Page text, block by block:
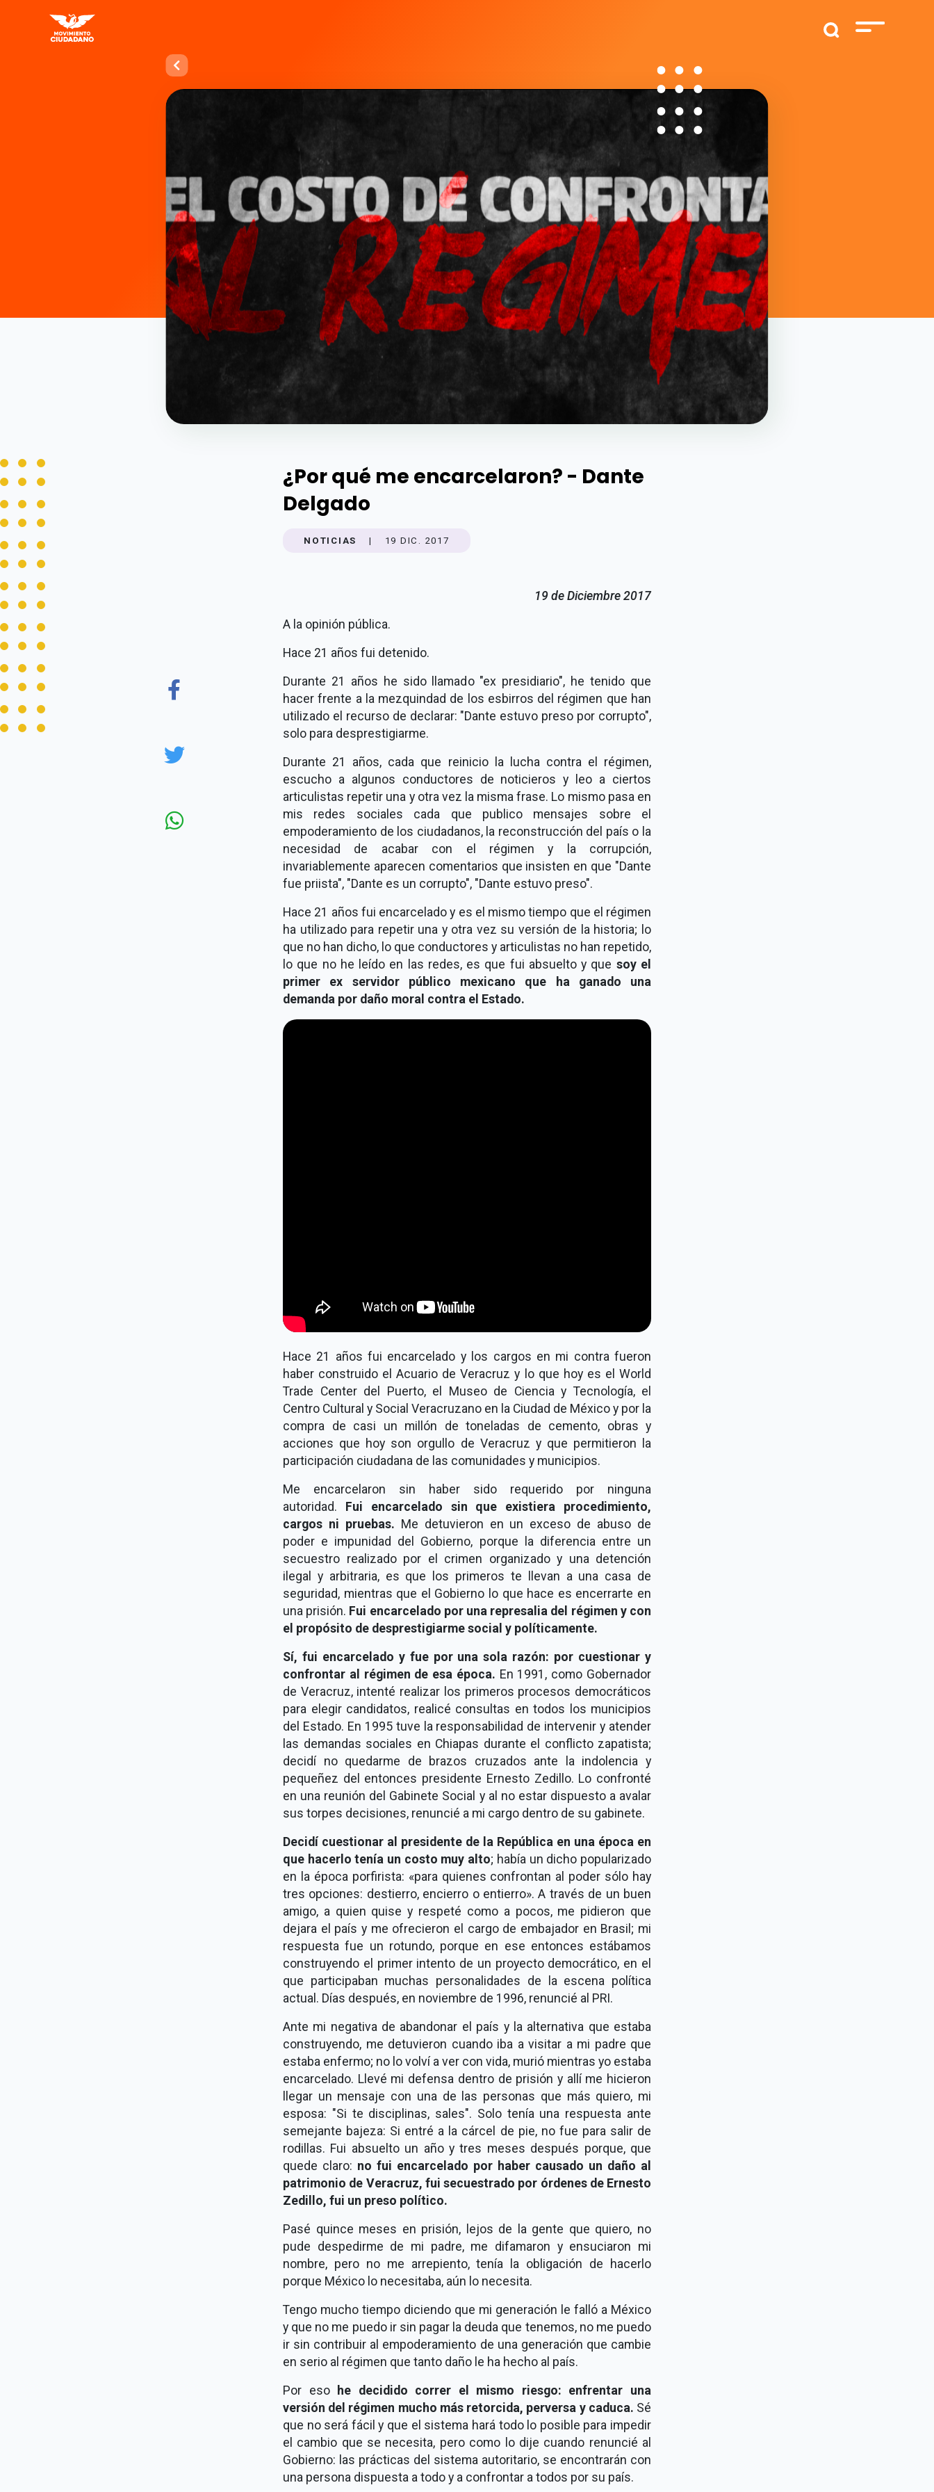
¿Por qué me encarcelaron? - Dante
Delgado
NOTICIAS | 19 DIC. 2017
19 de Diciembre 2017
A la opinión pública.
Hace 21 años fui detenido.
Durante 21 años he sido llamado "ex presidiario", he tenido que
hacer frente a la mezquindad de los esbirros del régimen que han
utilizado el recurso de declarar: "Dante estuvo preso por corrupto",
solo para desprestigiarme.
Durante 21 años, cada que reinicio la lucha contra el régimen,
escucho a algunos conductores de noticieros y leo a ciertos
articulistas repetir una y otra vez la misma frase. Lo mismo pasa en
mis redes sociales cada que publico mensajes sobre el
empoderamiento de los ciudadanos, la reconstrucción del país o la
necesidad de acabar con el régimen y la corrupción,
invariablemente aparecen comentarios que insisten en que "Dante
fue priista", "Dante es un corrupto", "Dante estuvo preso".
Hace 21 años fui encarcelado y es el mismo tiempo que el régimen
ha utilizado para repetir una y otra vez su versión de la historia; lo
que no han dicho, lo que conductores y articulistas no han repetido,
lo que no he leído en las redes, es que fui absuelto y que soy el
primer ex servidor público mexicano que ha ganado una
demanda por daño moral contra el Estado.
Hace 21 años fui encarcelado y los cargos en mi contra fueron
haber construido el Acuario de Veracruz y lo que hoy es el World
Trade Center del Puerto, el Museo de Ciencia y Tecnología, el
Centro Cultural y Social Veracruzano en la Ciudad de México y por la
compra de casi un millón de toneladas de cemento, obras y
acciones que hoy son orgullo de Veracruz y que permitieron la
participación ciudadana de las comunidades y municipios.
Me encarcelaron sin haber sido requerido por ninguna
autoridad. Fui encarcelado sin que existiera procedimiento,
cargos ni pruebas. Me detuvieron en un exceso de abuso de
poder e impunidad del Gobierno, porque la diferencia entre un
secuestro realizado por el crimen organizado y una detención
ilegal y arbitraria, es que los primeros te llevan a una casa de
seguridad, mientras que el Gobierno lo que hace es encerrarte en
una prisión. Fui encarcelado por una represalia del régimen y con
el propósito de desprestigiarme social y políticamente.
Sí, fui encarcelado y fue por una sola razón: por cuestionar y
confrontar al régimen de esa época. En 1991, como Gobernador
de Veracruz, intenté realizar los primeros procesos democráticos
para elegir candidatos, realicé consultas en todos los municipios
del Estado. En 1995 tuve la responsabilidad de intervenir y atender
las demandas sociales en Chiapas durante el conflicto zapatista;
decidí no quedarme de brazos cruzados ante la indolencia y
pequeñez del entonces presidente Ernesto Zedillo. Lo confronté
en una reunión del Gabinete Social y al no estar dispuesto a avalar
sus torpes decisiones, renuncié a mi cargo dentro de su gabinete.
Decidí cuestionar al presidente de la República en una época en
que hacerlo tenía un costo muy alto; había un dicho popularizado
en la época porfirista: «para quienes confrontan al poder sólo hay
tres opciones: destierro, encierro o entierro». A través de un buen
amigo, a quien quise y respeté como a pocos, me pidieron que
dejara el país y me ofrecieron el cargo de embajador en Brasil; mi
respuesta fue un rotundo, porque en ese entonces estábamos
construyendo el primer intento de un proyecto democrático, en el
que participaban muchas personalidades de la escena política
actual. Días después, en noviembre de 1996, renuncié al PRI.
Ante mi negativa de abandonar el país y la alternativa que estaba
construyendo, me detuvieron cuando iba a visitar a mi padre que
estaba enfermo; no lo volví a ver con vida, murió mientras yo estaba
encarcelado. Llevé mi defensa dentro de prisión y allí me hicieron
llegar un mensaje con una de las personas que más quiero, mi
esposa: "Si te disciplinas, sales". Solo tenía una respuesta ante
semejante bajeza: Si entré a la cárcel de pie, no fue para salir de
rodillas. Fui absuelto un año y tres meses después porque, que
quede claro: no fui encarcelado por haber causado un daño al
patrimonio de Veracruz, fui secuestrado por órdenes de Ernesto
Zedillo, fui un preso político.
Pasé quince meses en prisión, lejos de la gente que quiero, no
pude despedirme de mi padre, me difamaron y ensuciaron mi
nombre, pero no me arrepiento, tenía la obligación de hacerlo
porque México lo necesitaba, aún lo necesita.
Tengo mucho tiempo diciendo que mi generación le falló a México
y que no me puedo ir sin pagar la deuda que tenemos, no me puedo
ir sin contribuir al empoderamiento de una generación que cambie
en serio al régimen que tanto daño le ha hecho al país.
Por eso
he decidido correr el mismo riesgo: enfrentar una
versión del régimen mucho más retorcida, perversa y caduca. Sé
que no será fácil y que el sistema hará todo lo posible para impedir
el cambio que se necesita, pero como lo dije cuando renuncié al
Gobierno: las prácticas del sistema autoritario, se encontrarán con
una persona dispuesta a todo y a confrontar a todos por su país.